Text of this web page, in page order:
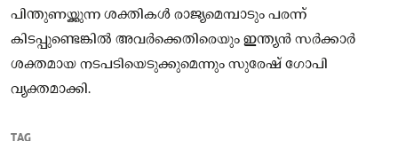
പിന്തുണയ്ക്കുന്ന ശക്തികൾ രാജ്യമെമ്പാടും പരന്ന്
കിടപ്പുണ്ടെങ്കിൽ അവർക്കെതിരെയും ഇന്ത്യൻ സർക്കാർ
ശക്തമായ നടപടിയെടുക്കുമെന്നും സുരേഷ് ഗോപി
വ്യക്തമാക്കി.
TAG